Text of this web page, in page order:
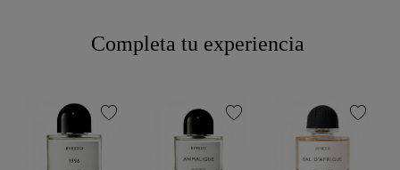
Completa tu experiencia
favorite